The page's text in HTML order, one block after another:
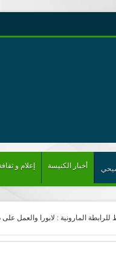
حول اللامركزية الموسعة شرط
الإتحاد
أخبار الكنيسة إعلام و
المارونية : لابورا والعمل